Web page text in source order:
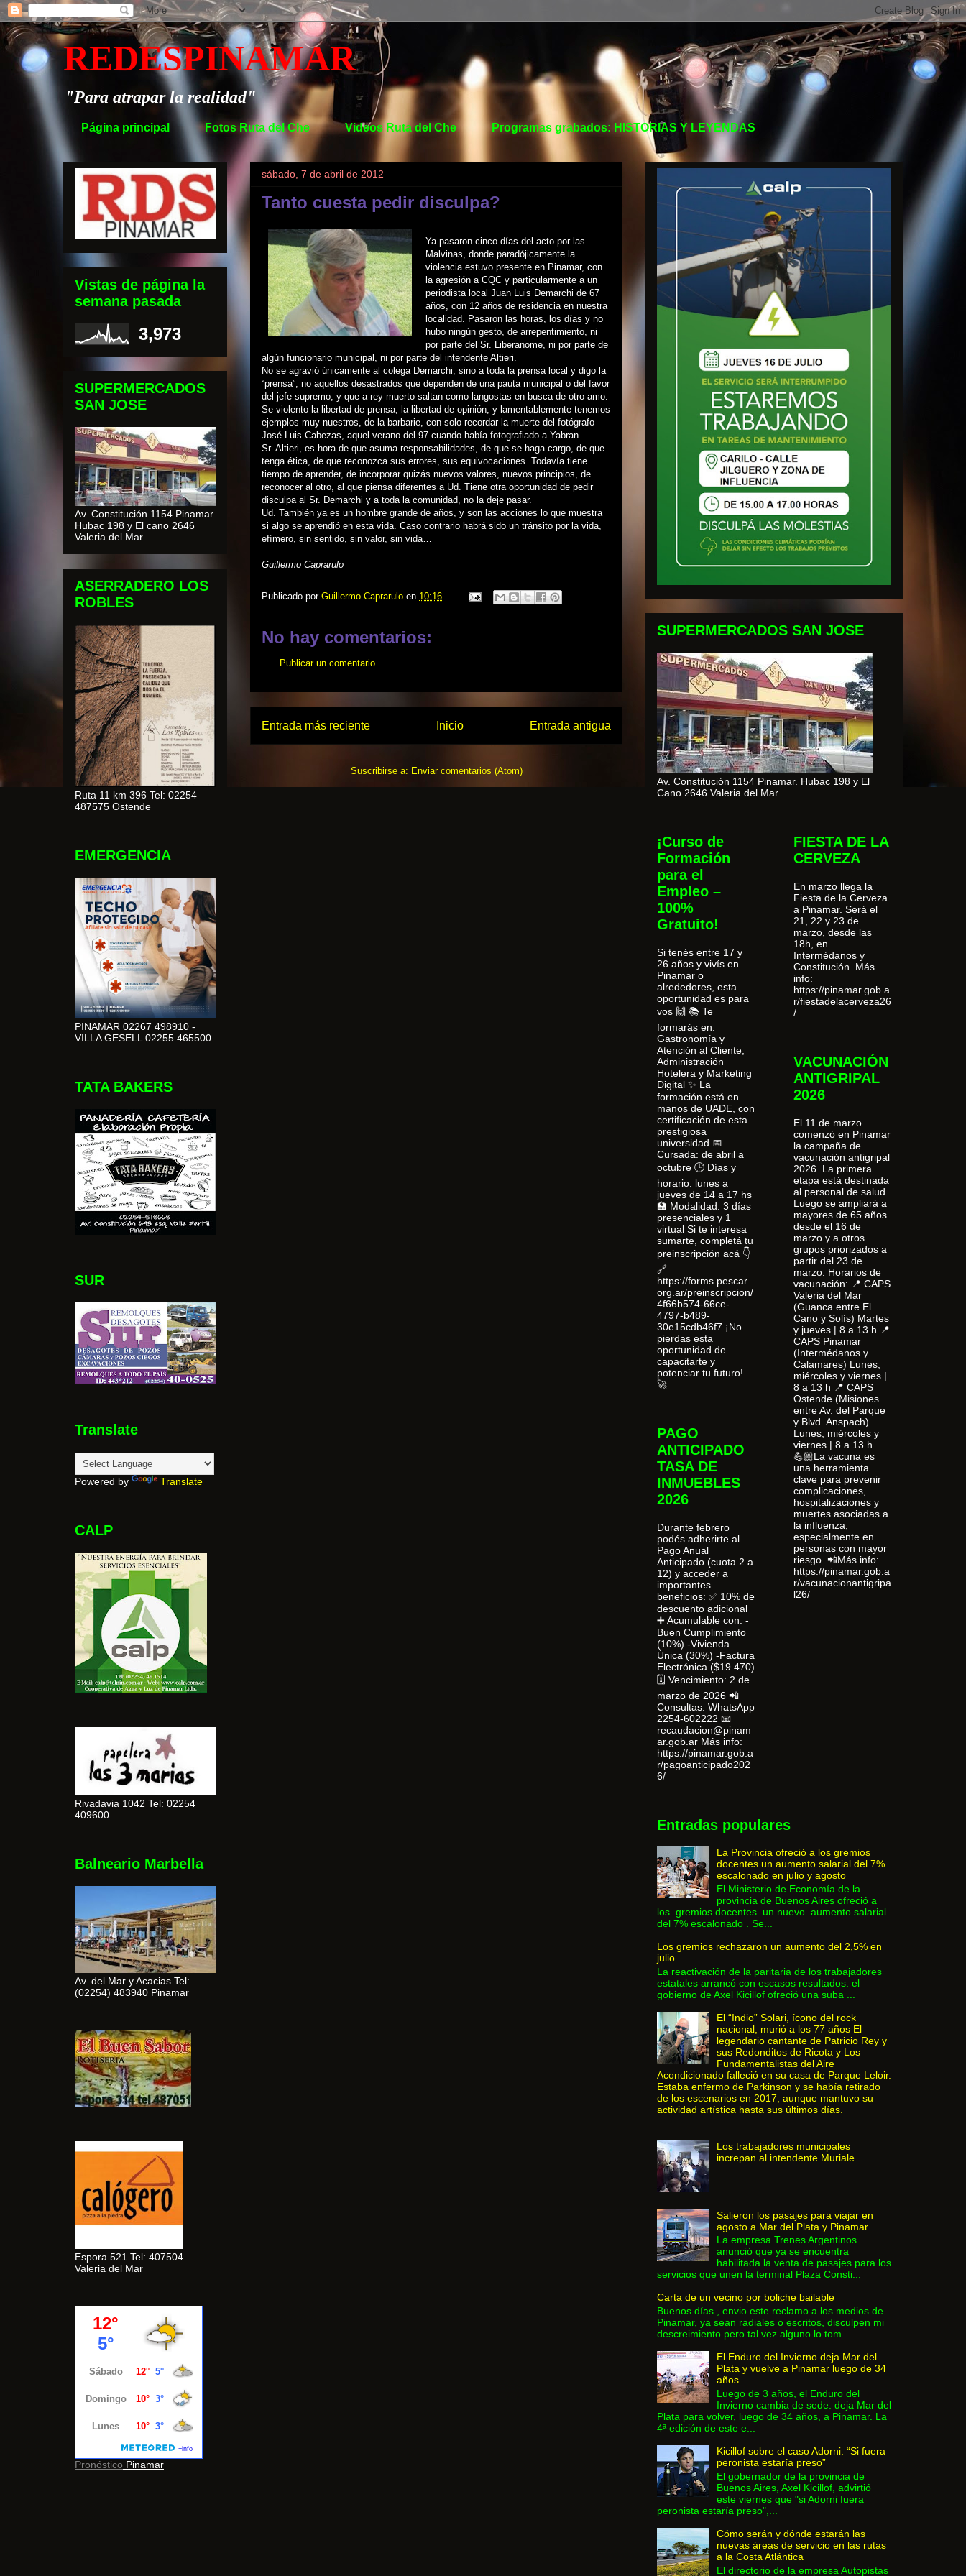
REDESPINAMAR
"Para atrapar la realidad"
Página principal Fotos Ruta del Che Videos Ruta del Che Programas grabados: HISTORIAS Y LEYENDAS
sábado, 7 de abril de 2012
Tanto cuesta pedir disculpa?
Ya pasaron cinco días del acto por las
Malvinas, donde paradójicamente la
violencia estuvo presente en Pinamar, con
la agresión a CQC y particularmente a un
periodista local Juan Luis Demarchi de 67
años, con 12 años de residencia en nuestra
localidad. Pasaron las horas, los días y no
hubo ningún gesto, de arrepentimiento, ni
por parte del Sr. Liberanome, ni por parte de
algún funcionario municipal, ni por parte del intendente Altieri.
No se agravió únicamente al colega Demarchi, sino a toda la prensa local y digo la
“prensa”, no aquellos desastrados que dependen de una pauta municipal o del favor
del jefe supremo, y que a rey muerto saltan como langostas en busca de otro amo.
Se violento la libertad de prensa, la libertad de opinión, y lamentablemente tenemos
ejemplos muy nuestros, de la barbarie, con solo recordar la muerte del fotógrafo
José Luis Cabezas, aquel verano del 97 cuando había fotografiado a Yabran.
Sr. Altieri, es hora de que asuma responsabilidades, de que se haga cargo, de que
tenga ética, de que reconozca sus errores, sus equivocaciones. Todavía tiene
tiempo de aprender, de incorporar quizás nuevos valores, nuevos principios, de
reconocer al otro, al que piensa diferentes a Ud. Tiene otra oportunidad de pedir
disculpa al Sr. Demarchi y a toda la comunidad, no la deje pasar.
Ud. También ya es un hombre grande de años, y son las acciones lo que muestra
si algo se aprendió en esta vida. Caso contrario habrá sido un tránsito por la vida,
efímero, sin sentido, sin valor, sin vida…
Guillermo Caprarulo
Publicado por Guillermo Caprarulo en 10:16
No hay comentarios:
Publicar un comentario
Entrada más reciente Entrada antigua
Inicio
Suscribirse a: Enviar comentarios (Atom)
Vistas de página la
semana pasada
3,973
SUPERMERCADOS
SAN JOSE
Av. Constitución 1154 Pinamar.
Hubac 198 y El cano 2646
Valeria del Mar
ASERRADERO LOS
ROBLES
Ruta 11 km 396 Tel: 02254
487575 Ostende
EMERGENCIA
PINAMAR 02267 498910 -
VILLA GESELL 02255 465500
TATA BAKERS
SUR
Translate
Powered by Translate
CALP
Rivadavia 1042 Tel: 02254
409600
Balneario Marbella
Av. del Mar y Acacias Tel:
(02254) 483940 Pinamar
Espora 521 Tel: 407504
Valeria del Mar
Pronóstico Pinamar
SUPERMERCADOS SAN JOSE
Av. Constitución 1154 Pinamar. Hubac 198 y El
Cano 2646 Valeria del Mar
¡Curso de
Formación
para el
Empleo –
100%
Gratuito!
Si tenés entre 17 y
26 años y vivís en
Pinamar o
alrededores, esta
oportunidad es para
vos 🙌 📚 Te
formarás en:
Gastronomía y
Atención al Cliente,
Administración
Hotelera y Marketing
Digital ✨ La
formación está en
manos de UADE, con
certificación de esta
prestigiosa
universidad 📅
Cursada: de abril a
octubre 🕒 Días y
horario: lunes a
jueves de 14 a 17 hs
🏫 Modalidad: 3 días
presenciales y 1
virtual Si te interesa
sumarte, completá tu
preinscripción acá 👇
🔗
https://forms.pescar.
org.ar/preinscripcion/
4f66b574-66ce-
4797-b489-
30e15cdb46f7 ¡No
pierdas esta
oportunidad de
capacitarte y
potenciar tu futuro!
🚀
PAGO
ANTICIPADO
TASA DE
INMUEBLES
2026
Durante febrero
podés adherirte al
Pago Anual
Anticipado (cuota 2 a
12) y acceder a
importantes
beneficios: ✅ 10% de
descuento adicional
➕ Acumulable con: -
Buen Cumplimiento
(10%) -Vivienda
Única (30%) -Factura
Electrónica ($19.470)
🗓 Vencimiento: 2 de
marzo de 2026 📲
Consultas: WhatsApp
2254-602222 📧
recaudacion@pinam
ar.gob.ar Más info:
https://pinamar.gob.a
r/pagoanticipado202
6/
FIESTA DE LA
CERVEZA
En marzo llega la
Fiesta de la Cerveza
a Pinamar. Será el
21, 22 y 23 de
marzo, desde las
18h, en
Intermédanos y
Constitución. Más
info:
https://pinamar.gob.a
r/fiestadelacerveza26
/
VACUNACIÓN
ANTIGRIPAL
2026
El 11 de marzo
comenzó en Pinamar
la campaña de
vacunación antigripal
2026. La primera
etapa está destinada
al personal de salud.
Luego se ampliará a
mayores de 65 años
desde el 16 de
marzo y a otros
grupos priorizados a
partir del 23 de
marzo. Horarios de
vacunación: 📍 CAPS
Valeria del Mar
(Guanca entre El
Cano y Solís) Martes
y jueves | 8 a 13 h 📍
CAPS Pinamar
(Intermédanos y
Calamares) Lunes,
miércoles y viernes |
8 a 13 h 📍 CAPS
Ostende (Misiones
entre Av. del Parque
y Blvd. Anspach)
Lunes, miércoles y
viernes | 8 a 13 h.
💪🏼La vacuna es
una herramienta
clave para prevenir
complicaciones,
hospitalizaciones y
muertes asociadas a
la influenza,
especialmente en
personas con mayor
riesgo. 📲Más info:
https://pinamar.gob.a
r/vacunacionantigripa
l26/
Entradas populares
La Provincia ofreció a los gremios
docentes un aumento salarial del 7%
escalonado en julio y agosto
El Ministerio de Economía de la
provincia de Buenos Aires ofreció a
los gremios docentes un nuevo aumento salarial
del 7% escalonado . Se...
Los gremios rechazaron un aumento del 2,5% en
julio
La reactivación de la paritaria de los trabajadores
estatales arrancó con escasos resultados: el
gobierno de Axel Kicillof ofreció una suba ...
El “Indio” Solari, ícono del rock
nacional, murió a los 77 años El
legendario cantante de Patricio Rey y
sus Redonditos de Ricota y Los
Fundamentalistas del Aire
Acondicionado falleció en su casa de Parque Leloir.
Estaba enfermo de Parkinson y se había retirado
de los escenarios en 2017, aunque mantuvo su
actividad artística hasta sus últimos días.
Los trabajadores municipales
increpan al intendente Muriale
Salieron los pasajes para viajar en
agosto a Mar del Plata y Pinamar
La empresa Trenes Argentinos
anunció que ya se encuentra
habilitada la venta de pasajes para los
servicios que unen la terminal Plaza Consti...
Carta de un vecino por boliche bailable
Buenos días , envio este reclamo a los medios de
Pinamar, ya sean radiales o escritos, disculpen mi
descreimiento pero tal vez alguno lo tom...
El Enduro del Invierno deja Mar del
Plata y vuelve a Pinamar luego de 34
años
Luego de 3 años, el Enduro del
Invierno cambia de sede: deja Mar del
Plata para volver, luego de 34 años, a Pinamar. La
4ª edición de este e...
Kicillof sobre el caso Adorni: “Si fuera
peronista estaría preso”
El gobernador de la provincia de
Buenos Aires, Axel Kicillof, advirtió
este viernes que "si Adorni fuera
peronista estaría preso",...
Cómo serán y dónde estarán las
nuevas áreas de servicio en las rutas
a la Costa Atlántica
El directorio de la empresa Autopistas